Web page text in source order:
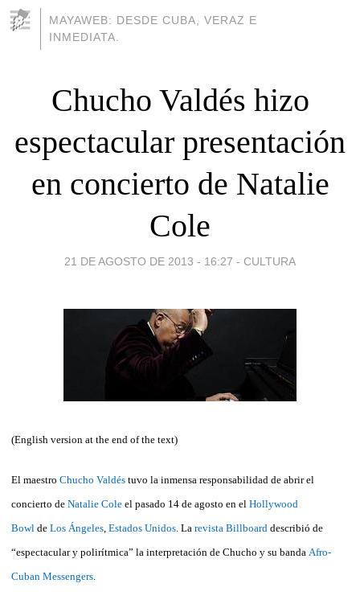
MAYAWEB: DESDE CUBA, VERAZ E
INMEDIATA.
Chucho Valdés hizo
espectacular presentación
en concierto de Natalie
Cole
21 DE AGOSTO DE 2013 - 16:27 - CULTURA
(English version at the end of the text)
El maestro Chucho Valdés tuvo la inmensa responsabilidad de abrir el
concierto de Natalie Cole el pasado 14 de agosto en el Hollywood
Bowl de Los Ángeles Estados Unidos . La revista Billboard describió de
“espectacular y polirítmica” la interpretación de Chucho y su banda Afro-
Cuban Messengers